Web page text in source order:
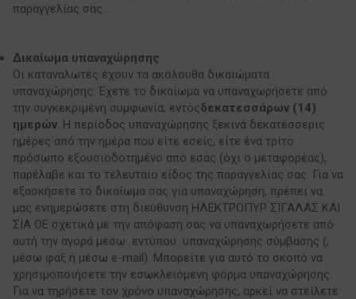
παραγγελίας σας.
Δικαίωμα υπαναχώρησης
Οι καταναλωτές έχουν τα ακόλουθα δικαιώματα
υπαναχώρησης: Έχετε το δικαίωμα να υπαναχωρήσετε από
την συγκεκριμένη συμφωνία, εντόςδεκατεσσάρων (14)
ημερών . Η περίοδος υπαναχώρησης ξεκινά δεκατέσσερις
ημέρες από την ημέρα που είτε εσείς, είτε ένα τρίτο
πρόσωπο εξουσιοδοτημένο από εσάς (όχι ο μεταφορέας),
παρέλαβε και το τελευταίο είδος της παραγγελίας σας. Για να
εξασκήσετε το δικαίωμα σας για υπαναχώρηση, πρέπει να
μας ενημερώσετε στη διεύθυνση ΗΛΕΚΤΡΟΠΥΡ ΣΙΓΑΛΑΣ ΚΑΙ
ΣΙΑ ΟΕ σχετικά με την απόφαση σας να υπαναχωρήσετε από
αυτή την αγορά μέσω εντύπου υπαναχώρησης σύμβασης (,
μέσω φαξ ή μέσω e-mail). Μπορείτε για αυτό το σκοπό να
χρησιμοποιήσετε την εσωκλειόμενη φόρμα υπαναχώρησης.
Για να τηρήσετε τον χρόνο υπαναχώρησης, αρκεί να στείλετε